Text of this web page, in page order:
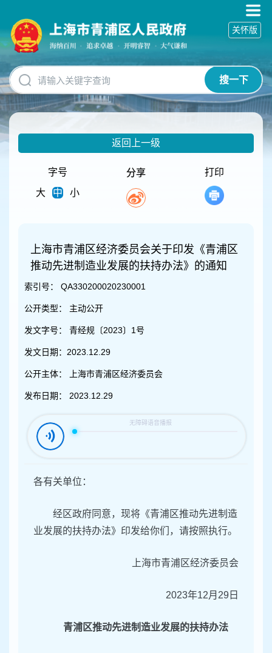
碍
操
明
跳
转
到
网
搜一下
关怀版
返回上一级
字号
大
中 小
分享 打印
上海市青浦区经济委员会关于印发《青浦区
推动先进制造业发展的扶持办法》的通知
索引号： QA330200020230001
公开类型： 主动公开
发文字号： 青经规〔2023〕1号
发文日期： 2023.12.29
公开主体： 上海市青浦区经济委员会
发布日期： 2023.12.29
各有关单位：
经区政府同意，现将《青浦区推动先进制造
业发展的扶持办法》印发给你们，请按照执行。
上海市青浦区经济委员会
2023年12月29日
青浦区推动先进制造业发展的扶持办法